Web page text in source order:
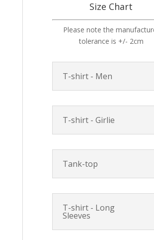
Size Chart
Please note the
tolerance is +/- 2cm
T-shirt - Men
T-shirt - Girlie
Tank-top
T-shirt - Long
Sleeves